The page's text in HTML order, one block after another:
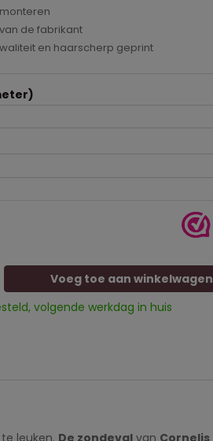
de fabrikant
en haarscherp geprint
Voeg toe aan winkelwagen
volgende werkdag in huis
leuken. De zondeval van Cornelis